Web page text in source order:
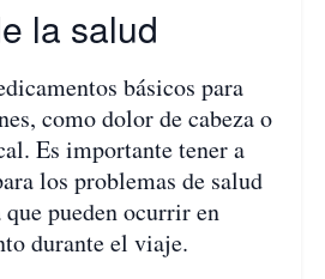
la salud
básicos para
como dolor de cabeza o
Es importante tener a
los problemas de salud
que pueden ocurrir en
durante el viaje.